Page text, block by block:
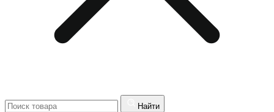
Найти